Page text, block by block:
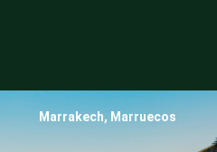
Marrakech, Marruecos